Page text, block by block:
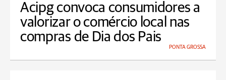
Acipg convoca consumidores a
valorizar o comércio local nas
compras de Dia dos Pais
PONTA GROSSA